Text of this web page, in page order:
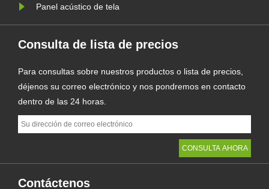
Panel acústico de tela
Consulta de lista de precios
Para consultas sobre nuestros productos o lista de precios,
déjenos su correo electrónico y nos pondremos en contacto
dentro de las 24 horas.
Contáctenos